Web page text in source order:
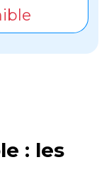
: les